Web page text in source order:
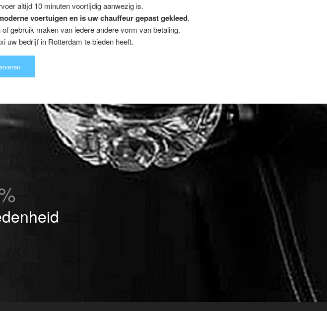
altijd 10 minuten voortijdig aanwezig is.
voertuigen en is uw chauffeur gepast gekleed.
gebruik maken van iedere andere vorm van betaling.
uw bedrijf in Rotterdam te bieden heeft.